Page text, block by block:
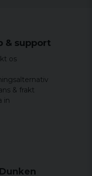
& support
os
& frakt
in